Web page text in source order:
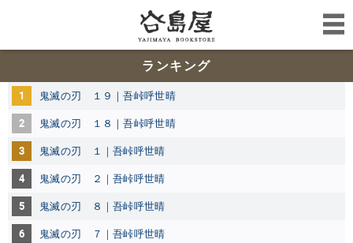
ランキング
1 鬼滅の刃 １９｜吾峠呼世晴
2 鬼滅の刃 １８｜吾峠呼世晴
3 鬼滅の刃 １｜吾峠呼世晴
4 鬼滅の刃 ２｜吾峠呼世晴
5 鬼滅の刃 ８｜吾峠呼世晴
6 鬼滅の刃 ７｜吾峠呼世晴